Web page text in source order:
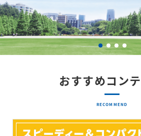
おすすめコン
RECOMMEND